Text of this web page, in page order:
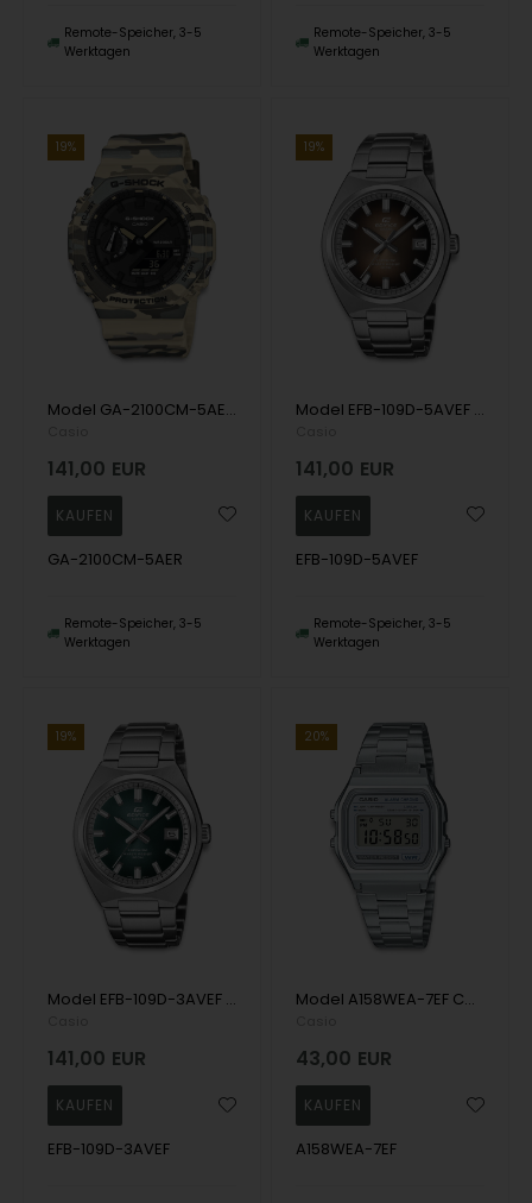
Remote-Speicher, 3-5
Werktagen
Remote-Speicher, 3-5
Werktagen
19%
Model GA-2100CM-5AER Casio G-Shock 2100 Series (CasiOak Camouflage) Analog / digitalt Herren uhr
141,00 EUR
GA-2100CM-5AER
Remote-Speicher, 3-5
Werktagen
19%
Model EFB-109D-5AVEF Casio Casio Edifice Analog med dato Herren uhr
141,00 EUR
EFB-109D-5AVEF
Remote-Speicher, 3-5
Werktagen
19%
Model EFB-109D-3AVEF Casio Casio Edifice Analog med dato Herren uhr
141,00 EUR
EFB-109D-3AVEF
20%
Model A158WEA-7EF Casio Casio Vintage Digital Herren uhr
43,00 EUR
A158WEA-7EF